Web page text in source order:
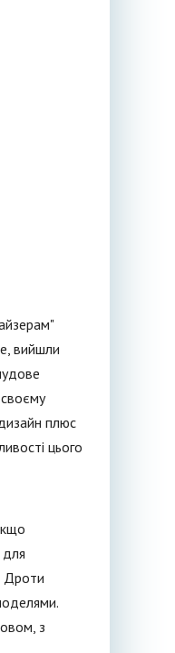
вийшли
плюс
цього
Дроти
з